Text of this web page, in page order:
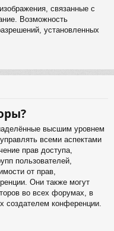
связанные с
Возможность
установленных
высшим уровнем
всеми аспектами
прав доступа,
пользователей,
от прав,
Они также могут
во всех форумах, в
создателем конференции.